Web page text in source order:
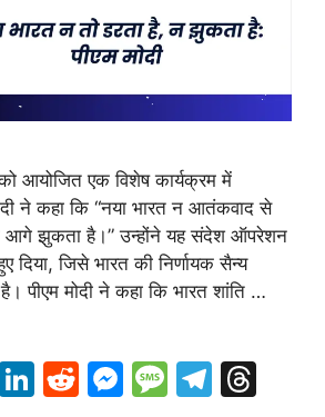
आयोजित एक विशेष कार्यक्रम में
ने कहा कि “नया भारत न आतंकवाद से
झुकता है।” उन्होंने यह संदेश ऑपरेशन
दिया, जिसे भारत की निर्णायक सैन्य
है। पीएम मोदी ने कहा कि भारत शांति …
W Li R
M M T